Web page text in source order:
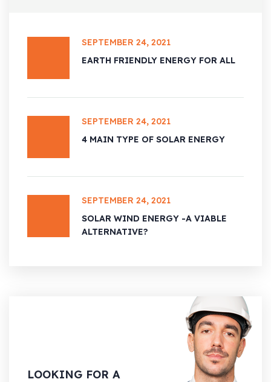
SEPTEMBER 24, 2021
EARTH FRIENDLY ENERGY FOR ALL
SEPTEMBER 24, 2021
4 MAIN TYPE OF SOLAR ENERGY
SEPTEMBER 24, 2021
SOLAR WIND ENERGY -A VIABLE
ALTERNATIVE?
LOOKING FOR A